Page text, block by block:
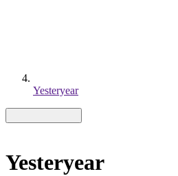
Yesteryear
Yesteryear